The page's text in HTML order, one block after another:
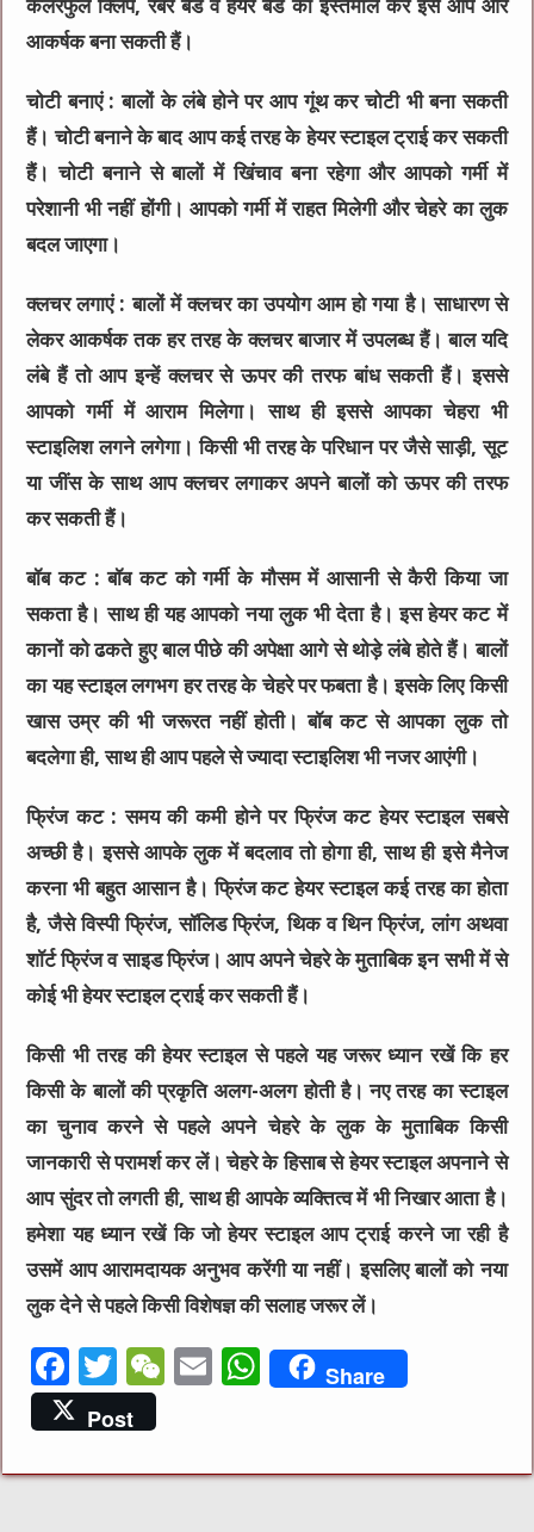
कलरफुल क्लिप, रबर बैंड व हेयर बैंड का इस्तेमाल कर इसे आप और
आकर्षक बना सकती हैं।
चोटी बनाएं :बालों के लंबे होने पर आप गूंथ कर चोटी भी बना सकती
हैं। चोटी बनाने के बाद आप कई तरह के हेयर स्‍टाइल ट्राई कर सकती
हैं। चोटी बनाने से बालों में खिंचाव बना रहेगा और आपको गर्मी में
परेशानी भी नहीं होंगी। आपको गर्मी में राहत मिलेगी और चेहरे का लुक
बदल जाएगा।
क्लचर लगाएं :बालों में क्लचर का उपयोग आम हो गया है। साधारण से
लेकर आकर्षक तक हर तरह के क्‍लचर बाजार में उपलब्‍ध हैं। बाल यदि
लंबे हैं तो आप इन्‍हें क्‍लचर से ऊपर की तरफ बांध सकती हैं। इससे
आपको गर्मी में आराम मिलेगा। साथ ही इससे आपका चेहरा भी
स्‍टाइलिश लगने लगेगा। किसी भी तरह के परिधान पर जैसे साड़ी, सूट
या जींस के साथ आप क्‍लचर लगाकर अपने बालों को ऊपर की तरफ
कर सकती हैं।
बॉब कट :बॉब कट को गर्मी के मौसम में आसानी से कैरी किया जा
सकता है। साथ ही यह आपको नया लुक भी देता है। इस हेयर कट में
कानों को ढकते हुए बाल पीछे की अपेक्षा आगे से थोड़े लंबे होते हैं। बालों
का यह स्टाइल लगभग हर तरह के चेहरे पर फबता है। इसके लिए किसी
खास उम्र की भी जरूरत नहीं होती। बॉब कट से आपका लुक तो
बदलेगा ही, साथ ही आप पहले से ज्‍यादा स्टाइलिश भी नजर आएंगी।
फ्रिंज कट :समय की कमी होने पर फ्रिंज कट हेयर स्‍टाइल सबसे
अच्‍छी है। इससे आपके लुक में बदलाव तो होगा ही, साथ ही इसे मैनेज
करना भी बहुत आसान है। फ्रिंज कट हेयर स्टाइल कई तरह का होता
है, जैसे विस्पी फ्रिंज, सॉलिड फ्रिंज, थिक व थिन फ्रिंज, लांग अथवा
शॉर्ट फ्रिंज व साइड फ्रिंज। आप अपने चेहरे के मुताबिक इन सभी में से
कोई भी हेयर स्‍टाइल ट्राई कर सकती हैं।
किसी भी तरह की हेयर स्‍टाइल से पहले यह जरूर ध्‍यान रखें कि हर
किसी के बालों की प्रकृति अलग-अलग होती है। नए तरह का स्‍टाइल
का चुनाव करने से पहले अपने चेहरे के लुक के मुताबिक किसी
जानकारी से परामर्श कर लें। चेहरे के हिसाब से हेयर स्‍टाइल अपनाने से
आप सुंदर तो लगती ही, साथ ही आपके व्यक्तित्व में भी निखार आता है।
हमेशा यह ध्‍यान रखें कि जो हेयर स्‍टाइल आप ट्राई करने जा रही है
उसमें आप आरामदायक अनुभव करेंगी या नहीं। इसलिए बालों को नया
लुक देने से पहले किसी विशेषज्ञ की सलाह जरूर लें।
F
a
c
e
T
w
it
te
W
h
E
l
W
s
Share
Post